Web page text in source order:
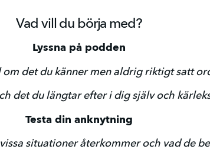
Vad vill du börja med?
Lyssna på podden
om det du känner men aldrig riktigt satt
det du längtar efter i dig själv och
Testa din anknytning
situationer återkommer och vad de